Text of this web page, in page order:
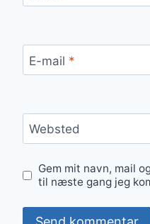
E-mail *
Websted
Gem mit navn, mail
til næste gang jeg